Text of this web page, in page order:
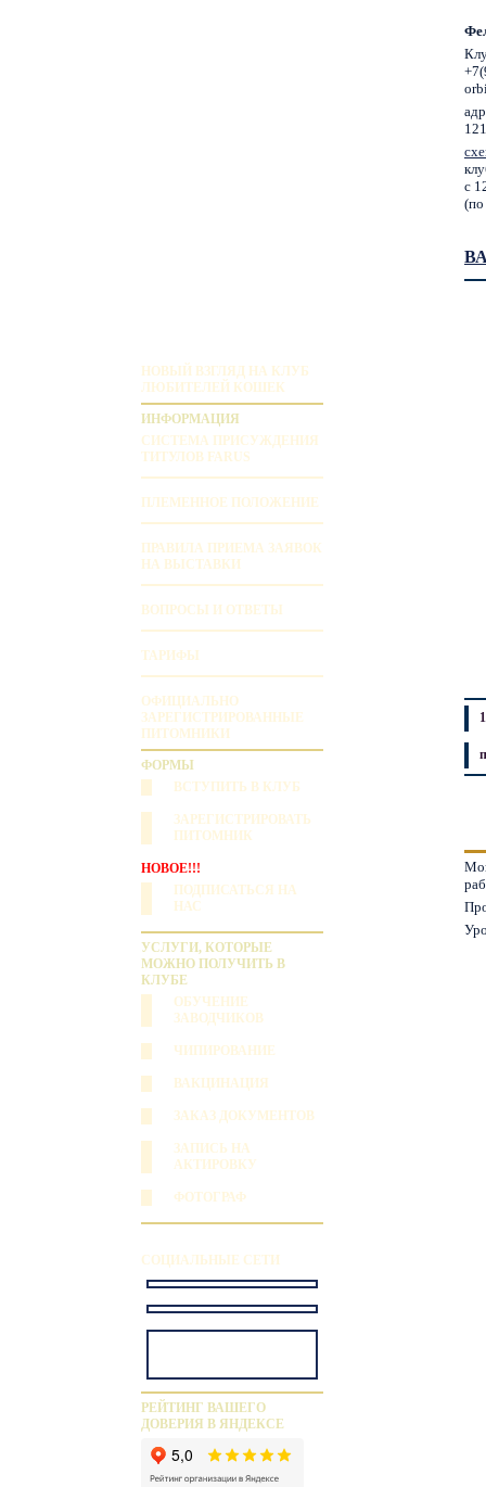
НОВЫЙ ВЗГЛЯД НА КЛУБ
ЛЮБИТЕЛЕЙ КОШЕК
ИНФОРМАЦИЯ
СИСТЕМА ПРИСУЖДЕНИЯ
ТИТУЛОВ FARUS
ПЛЕМЕННОЕ ПОЛОЖЕНИЕ
ПРАВИЛА ПРИЕМА ЗАЯВОК
НА ВЫСТАВКИ
ВОПРОСЫ И ОТВЕТЫ
ТАРИФЫ
ОФИЦИАЛЬНО
ЗАРЕГИСТРИРОВАННЫЕ
ПИТОМНИКИ
ФОРМЫ
ВСТУПИТЬ В КЛУБ
ЗАРЕГИСТРИРОВАТЬ
ПИТОМНИК
НОВОЕ!!!
ПОДПИСАТЬСЯ НА
НАС
УСЛУГИ, КОТОРЫЕ
МОЖНО ПОЛУЧИТЬ В
КЛУБЕ
ОБУЧЕНИЕ
ЗАВОДЧИКОВ
ЧИПИРОВАНИЕ
ВАКЦИНАЦИЯ
ЗАКАЗ ДОКУМЕНТОВ
ЗАПИСЬ НА
АКТИРОВКУ
ФОТОГРАФ
СОЦИАЛЬНЫЕ СЕТИ
РЕЙТИНГ ВАШЕГО
ДОВЕРИЯ В ЯНДЕКСЕ
с
(по